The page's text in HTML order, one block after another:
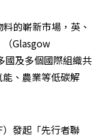
的嶄新市場，英、
（Glasgow
國及多個國際組織共
、農業等低碳解
發起「先行者聯